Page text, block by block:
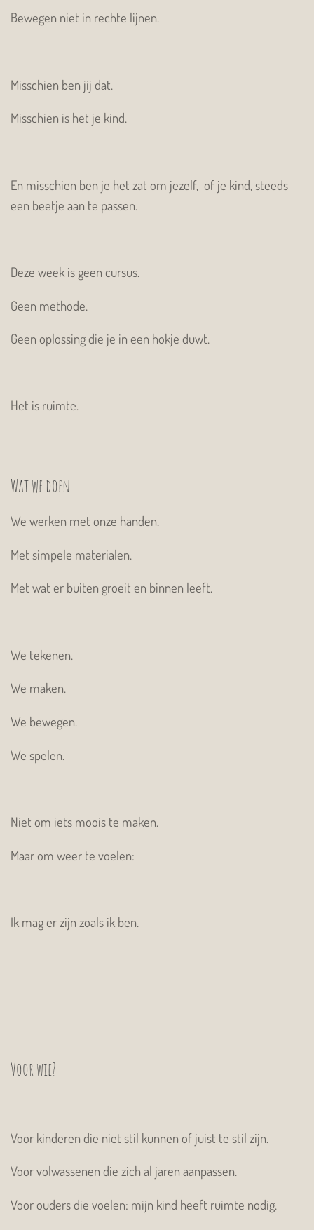
Bewegen niet in rechte lijnen.
Misschien ben jij dat.
Misschien is het je kind.
En misschien ben je het zat om jezelf, of je kind, steeds
een beetje aan te passen.
Deze week is geen cursus.
Geen methode.
Geen oplossing die je in een hokje duwt.
Het is ruimte.
Wat we doen.
We werken met onze handen.
Met simpele materialen.
Met wat er buiten groeit en binnen leeft.
We tekenen.
We maken.
We bewegen.
We spelen.
Niet om iets moois te maken.
Maar om weer te voelen:
Ik mag er zijn zoals ik ben.
Voor wie?
Voor kinderen die niet stil kunnen of juist te stil zijn.
Voor volwassenen die zich al jaren aanpassen.
Voor ouders die voelen: mijn kind heeft ruimte nodig.